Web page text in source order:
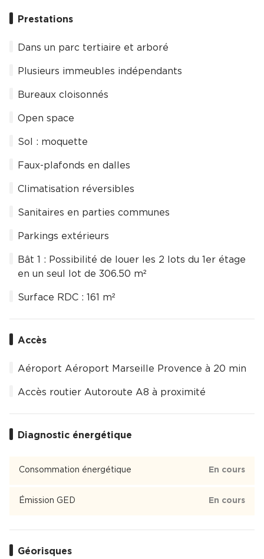
Prestations
Dans un parc tertiaire et arboré
Plusieurs immeubles indépendants
Bureaux cloisonnés
Open space
Sol : moquette
Faux-plafonds en dalles
Climatisation réversibles
Sanitaires en parties communes
Parkings extérieurs
Bât 1 : Possibilité de louer les 2 lots du 1er étage
en un seul lot de 306.50 m²
Surface RDC : 161 m²
Accès
Aéroport Aéroport Marseille Provence à 20 min
Accès routier Autoroute A8 à proximité
Diagnostic énergétique
Consommation énergétique En cours
Émission GED En cours
Géorisques